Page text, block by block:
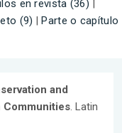
en revista (36)
(9)
Parte o capítulo
and
Communities. Latin